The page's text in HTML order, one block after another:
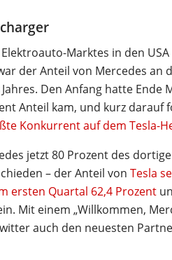
Marktes in den USA
der Anteil von Mercedes an
Den Anfang hatte Ende
Anteil kam, und kurz darauf
Konkurrent auf dem Tesla-
jetzt 80 Prozent des
– der Anteil von Tesla
ersten Quartal 62,4 Prozent
Mit einem „Willkommen,
auch den neuesten